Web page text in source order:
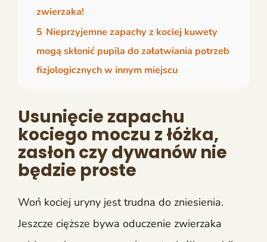
zwierzaka!
5 Nieprzyjemne zapachy z kociej kuwety
mogą skłonić pupila do załatwiania potrzeb
fizjologicznych w innym miejscu
Usunięcie zapachu
kociego moczu z łóżka,
zasłon czy dywanów nie
będzie proste
Woń kociej uryny jest trudna do zniesienia.
Jeszcze cięższe bywa oduczenie zwierzaka